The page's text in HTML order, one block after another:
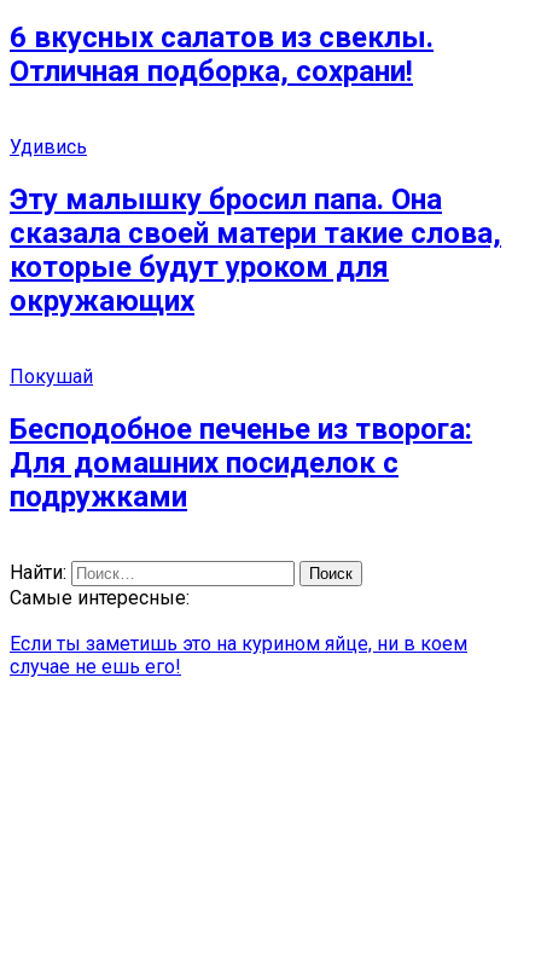
6 вкусных салатов из свеклы.
Отличная подборка, сохрани!
Удивись
Эту малышку бросил папа. Она
сказала своей матери такие слова,
которые будут уроком для
окружающих
Покушай
Бесподобное печенье из творога:
Для домашних посиделок с
подружками
Найти:
Самые интересные:
Если ты заметишь это на курином яйце, ни в коем
случае не ешь его!